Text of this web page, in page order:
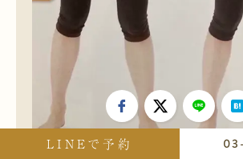
LINEで予約